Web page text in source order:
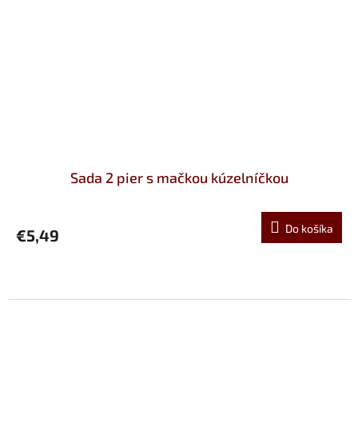
Sada 2 pier s mačkou kúzelníčkou
€5,49 Do košíka